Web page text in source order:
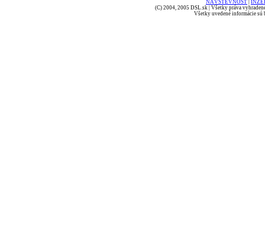
NÁVŠTEVNOSŤ
(C) 2004, 2005 DSL.sk | Všetky práva
Všetky uvedené informácie sú